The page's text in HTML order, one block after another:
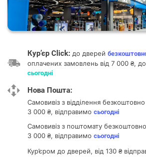
Кур’єр Click: до дверей
оплачених замовлень від 7 000 ₴,
сьогодні
Нова Пошта:
Самовивіз з відділення безкоштовно
3 000 ₴, відправимо сьогодні
Самовивіз з поштомату
3 000 ₴, відправимо сьогодні
Кур’єром до дверей, від 130 ₴